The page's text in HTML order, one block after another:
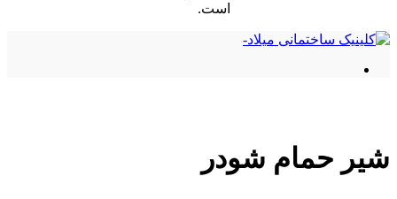
است.
شیر حمام شودر